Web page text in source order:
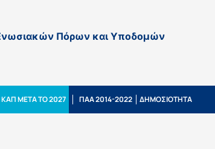
Ενωσιακών Πόρων και Υποδομών
ΚΑΠ ΜΕΤΑ ΤΟ 2027 ΠΑΑ 2014-2022 ΔΗΜΟΣΙΟΤΗΤΑ